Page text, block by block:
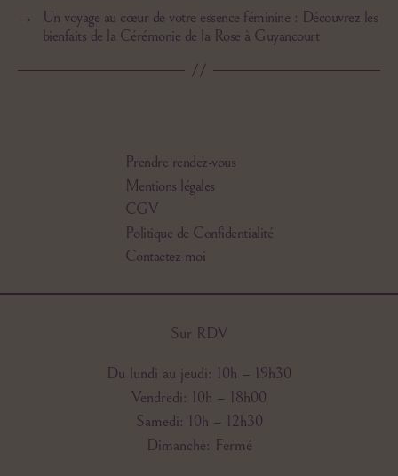
→
Un voyage au cœur de votre essence féminine : Découvrez les
bienfaits de la Cérémonie de la Rose à Guyancourt
Prendre rendez-vous
Mentions légales
CGV
Politique de Confidentialité
Contactez-moi
Sur RDV
Du lundi au jeudi: 10h – 19h30
Vendredi: 10h – 18h00
Samedi: 10h – 12h30
Dimanche: Fermé